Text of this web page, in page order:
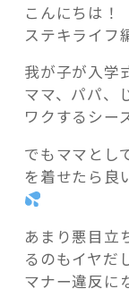
これか
こんにちは！
ステキライ
我が子が入学
ママ、パパ、
ワクするシー
でもママとし
を着せたら
あまり悪目立
るのもイヤだ
マナー違反に